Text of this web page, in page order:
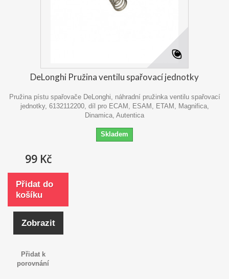
DeLonghi Pružina ventilu spařovací jednotky
Pružina pístu spařovače DeLonghi, náhradní pružinka ventilu spařovací
jednotky, 6132112200, díl pro ECAM, ESAM, ETAM, Magnifica,
Dinamica, Autentica
Skladem
99 Kč
Přidat do
košíku
Zobrazit
Přidat k
porovnání